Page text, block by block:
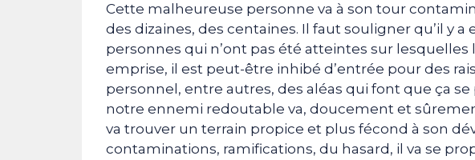
Cette malheureuse personne va à son tour
des dizaines, des centaines. Il faut souligner qu’il y
personnes qui n’ont pas été atteintes sur lesquelles
emprise, il est peut-être inhibé d’entrée pour des
personnel, entre autres, des aléas qui font que ça
notre ennemi redoutable va, doucement et
va trouver un terrain propice et plus fécond à son
contaminations, ramifications, du hasard, il va se